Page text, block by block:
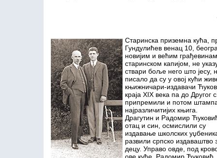
Старинска приземна кућа,
Гундулићев венац 10,
новијим и већим
старинском капијом, не
ствари боље него што јесу,
писало да су у овој кући
књижничари-издавачи
краја XIX века па до Другог
припремили и потом
најразличитијих књига.
Драгутин и Радомир
отац и син, осмислили су
издавање школских
развили српско издаваштво
децу. Управо овде, под